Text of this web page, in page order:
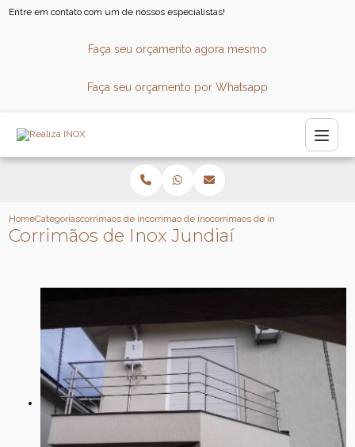
Entre em contato com um de nossos especialistas!
Faça seu orçamento agora mesmo
Faça seu orçamento por Whatsapp
HomeCategoriascorrimaos de inoxcorrimao de inox para parede
corrimaos de inox jundiai
Corrimãos de Inox Jundiaí